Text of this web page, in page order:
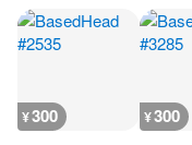
¥300 ¥300